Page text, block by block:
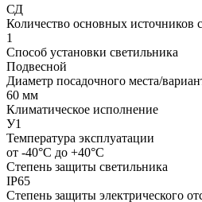
СД
Количество основных источников
1
Способ установки светильника
Подвесной
Диаметр посадочного места/
60 мм
Климатическое исполнение
У1
Температура эксплуатации
от -40°С до +40°С
Степень защиты светильника
IP65
Степень защиты электрического